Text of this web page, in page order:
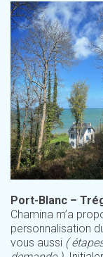
Port-Blanc –
Chamina m’a
personnalisation
vous aussi (